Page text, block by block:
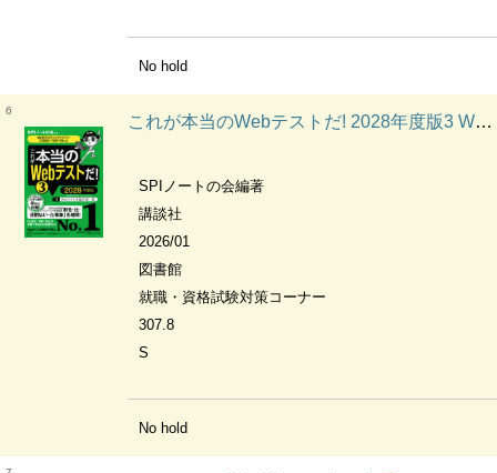
No hold
6
これが本当のWebテストだ! 2028年度版3 WEBテスティング(SPI3)・CUBIC・TAP・TAL編 本当の就職テストシリーズ
SPIノートの会編著
講談社
2026/01
図書館
就職・資格試験対策コーナー
307.8
S
No hold